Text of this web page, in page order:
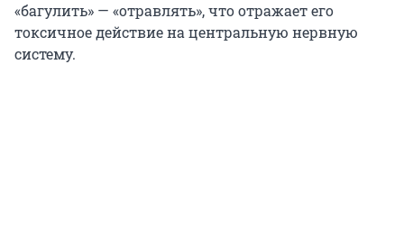
«багулить» — «отравлять», что отражает его
токсичное действие на центральную нервную
систему.